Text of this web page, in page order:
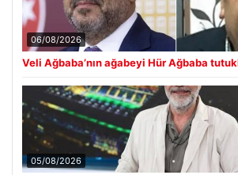
06/08/2026
Veli Ağbaba’nın ağabeyi Hür Ağbaba
05/08/2026